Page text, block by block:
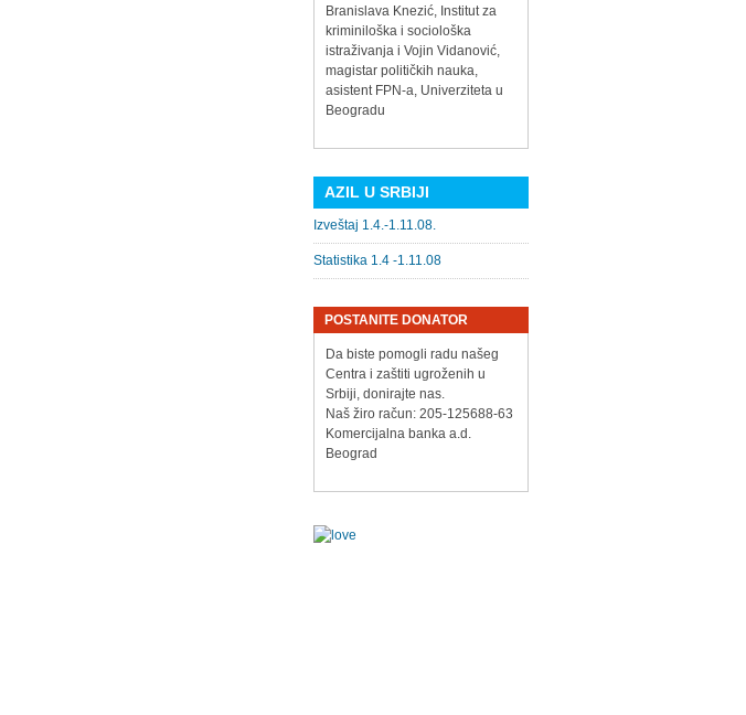
Branislava Knezić, Institut za
kriminiloška i sociološka
istraživanja i Vojin Vidanović,
magistar političkih nauka,
asistent FPN-a, Univerziteta u
Beogradu
AZIL U SRBIJI
Izveštaj 1.4.-1.11.08.
Statistika 1.4 -1.11.08
POSTANITE DONATOR
Da biste pomogli radu našeg
Centra i zaštiti ugroženih u
Srbiji, donirajte nas.
Naš žiro račun: 205-125688-63
Komercijalna banka a.d.
Beograd